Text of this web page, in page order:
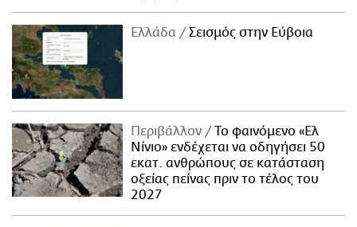
Ελλάδα Σεισμός στην Εύβοια
Περιβάλλον
Το φαινόμενο «Ελ
Νίνιο» ενδέχεται να οδηγήσει 50
εκατ. ανθρώπους σε κατάσταση
οξείας πείνας πριν το τέλος του
2027